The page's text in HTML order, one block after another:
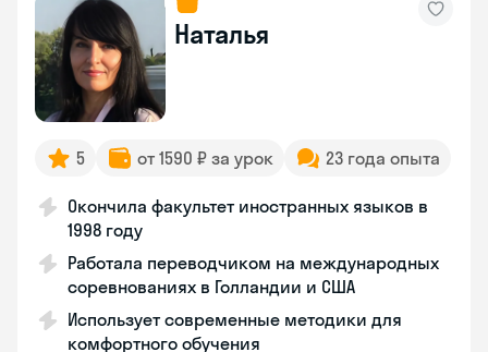
Наталья
5 от 1590 ₽ за урок 23 года опыта
Окончила факультет иностранных языков в
1998 году
Работала переводчиком на международных
соревнованиях в Голландии и США
Использует современные методики для
комфортного обучения